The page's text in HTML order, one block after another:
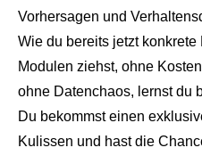
Vorhersagen und
Wie du bereits jetzt
Modulen ziehst, ohne
ohne Datenchaos, lernst du
Du bekommst einen
Kulissen und hast die